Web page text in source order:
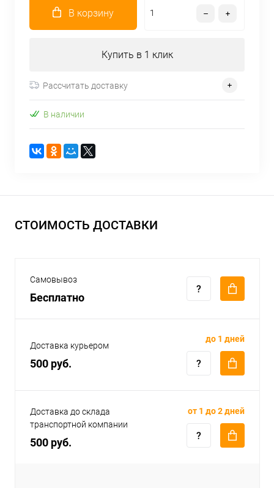
В корзину
Купить в 1 клик
Рассчитать доставку
В наличии
СТОИМОСТЬ ДОСТАВКИ
Самовывоз
Бесплатно
Доставка курьером
500 руб.
до 1 дней
Доставка до склада
транспортной компании
500 руб.
от 1 до 2 дней